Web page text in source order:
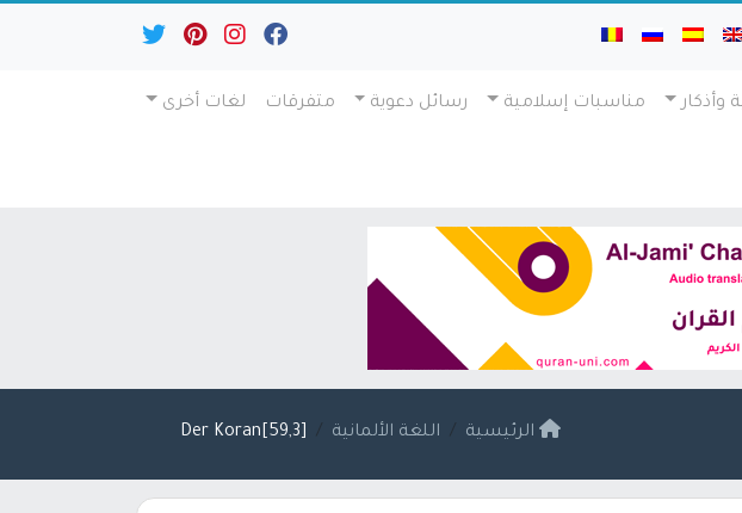
وأذكار مناسبات إسلامية رسائل دعوية متفرقات لغات أخرى
الرئيسية اللغة الألمانية [59,3]Der Koran